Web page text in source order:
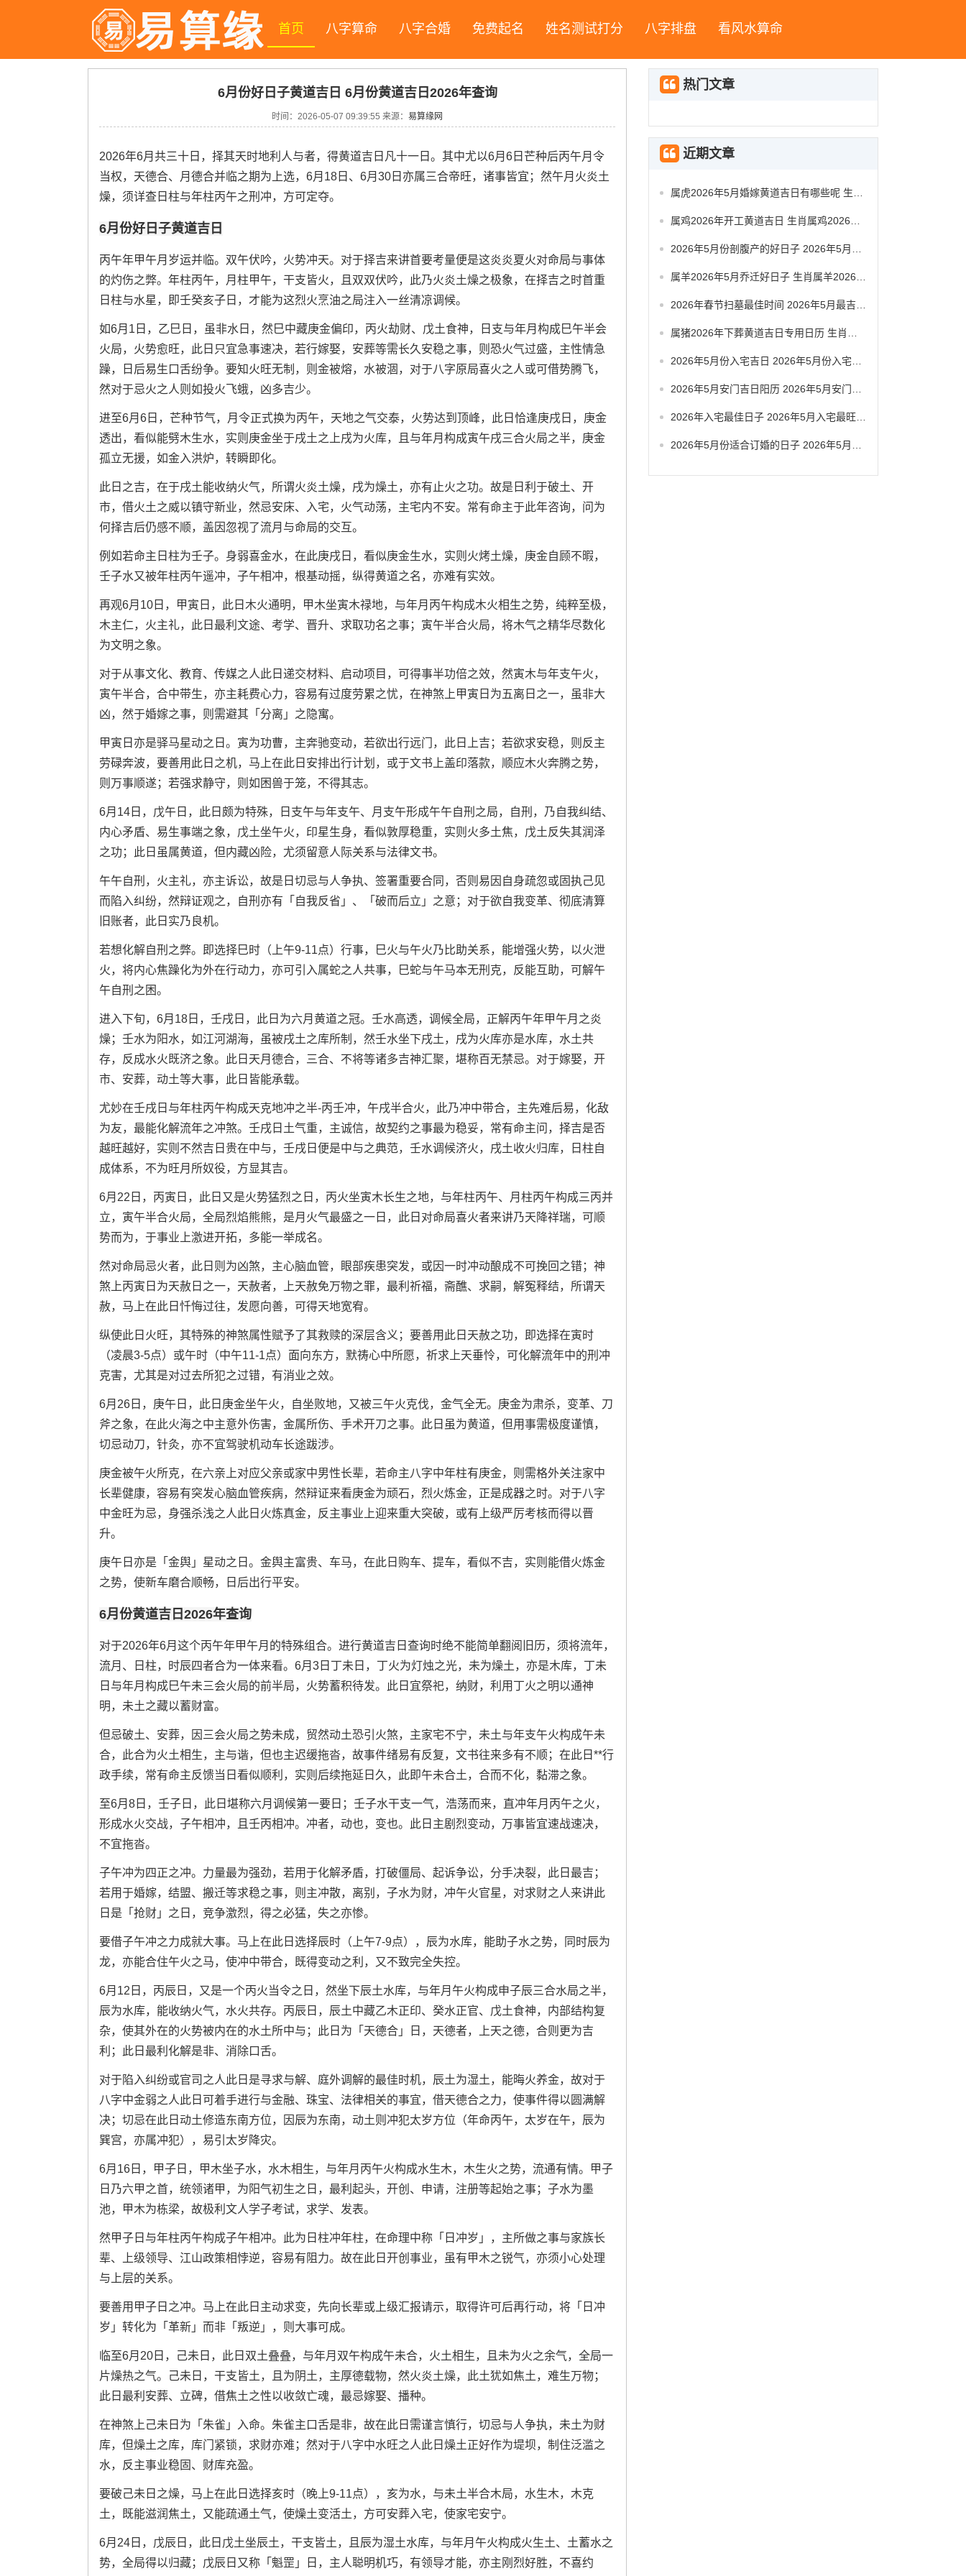
首页 八字算命 八字合婚 免费起名 姓名测试打分 八字排盘 看风水算命
6月份好日子黄道吉日 6月份黄道吉日2026年查询
时间： 2026-05-07 09:39:55 来源： 易算缘网
2026年6月共三十日，择其天时地利人与者，得黄道吉日凡十一日。其中尤以6月6日芒种后丙午月令
当权，天德合、月德合并临之期为上选，6月18日、6月30日亦属三合帝旺，诸事皆宜；然午月火炎土
燥，须详查日柱与年柱丙午之刑冲，方可定夺。
6月份好日子黄道吉日
丙午年甲午月岁运并临。双午伏吟，火势冲天。对于择吉来讲首要考量便是这炎炎夏火对命局与事体
的灼伤之弊。年柱丙午，月柱甲午，干支皆火，且双双伏吟，此乃火炎土燥之极象，在择吉之时首重
日柱与水星，即壬癸亥子日，才能为这烈火烹油之局注入一丝清凉调候。
如6月1日，乙巳日，虽非水日，然巳中藏庚金偏印，丙火劫财、戊土食神，日支与年月构成巳午半会
火局，火势愈旺，此日只宜急事速决，若行嫁娶，安葬等需长久安稳之事，则恐火气过盛，主性情急
躁，日后易生口舌纷争。要知火旺无制，则金被熔，水被涸，对于八字原局喜火之人或可借势腾飞，
然对于忌火之人则如投火飞蛾，凶多吉少。
进至6月6日，芒种节气，月令正式换为丙午，天地之气交泰，火势达到顶峰，此日恰逢庚戌日，庚金
透出，看似能劈木生水，实则庚金坐于戌土之上戌为火库，且与年月构成寅午戌三合火局之半，庚金
孤立无援，如金入洪炉，转瞬即化。
此日之吉，在于戌土能收纳火气，所谓火炎土燥，戌为燥土，亦有止火之功。故是日利于破土、开
市，借火土之威以镇守新业，然忌安床、入宅，火气动荡，主宅内不安。常有命主于此年咨询，问为
何择吉后仍感不顺，盖因忽视了流月与命局的交互。
例如若命主日柱为壬子。身弱喜金水，在此庚戌日，看似庚金生水，实则火烤土燥，庚金自顾不暇，
壬子水又被年柱丙午遥冲，子午相冲，根基动摇，纵得黄道之名，亦难有实效。
再观6月10日，甲寅日，此日木火通明，甲木坐寅木禄地，与年月丙午构成木火相生之势，纯粹至极，
木主仁，火主礼，此日最利文途、考学、晋升、求取功名之事；寅午半合火局，将木气之精华尽数化
为文明之象。
对于从事文化、教育、传媒之人此日递交材料、启动项目，可得事半功倍之效，然寅木与年支午火，
寅午半合，合中带生，亦主耗费心力，容易有过度劳累之忧，在神煞上甲寅日为五离日之一，虽非大
凶，然于婚嫁之事，则需避其「分离」之隐寓。
甲寅日亦是驿马星动之日。寅为功曹，主奔驰变动，若欲出行远门，此日上吉；若欲求安稳，则反主
劳碌奔波，要善用此日之机，马上在此日安排出行计划，或于文书上盖印落款，顺应木火奔腾之势，
则万事顺遂；若强求静守，则如困兽于笼，不得其志。
6月14日，戊午日，此日颇为特殊，日支午与年支午、月支午形成午午自刑之局，自刑，乃自我纠结、
内心矛盾、易生事端之象，戊土坐午火，印星生身，看似敦厚稳重，实则火多土焦，戊土反失其润泽
之功；此日虽属黄道，但内藏凶险，尤须留意人际关系与法律文书。
午午自刑，火主礼，亦主诉讼，故是日切忌与人争执、签署重要合同，否则易因自身疏忽或固执己见
而陷入纠纷，然辩证观之，自刑亦有「自我反省」、「破而后立」之意；对于欲自我变革、彻底清算
旧账者，此日实乃良机。
若想化解自刑之弊。即选择巳时（上午9-11点）行事，巳火与午火乃比助关系，能增强火势，以火泄
火，将内心焦躁化为外在行动力，亦可引入属蛇之人共事，巳蛇与午马本无刑克，反能互助，可解午
午自刑之困。
进入下旬，6月18日，壬戌日，此日为六月黄道之冠。壬水高透，调候全局，正解丙午年甲午月之炎
燥；壬水为阳水，如江河湖海，虽被戌土之库所制，然壬水坐下戌土，戌为火库亦是水库，水土共
存，反成水火既济之象。此日天月德合，三合、不将等诸多吉神汇聚，堪称百无禁忌。对于嫁娶，开
市、安葬，动土等大事，此日皆能承载。
尤妙在壬戌日与年柱丙午构成天克地冲之半-丙壬冲，午戌半合火，此乃冲中带合，主先难后易，化敌
为友，最能化解流年之冲煞。壬戌日土气重，主诚信，故契约之事最为稳妥，常有命主问，择吉是否
越旺越好，实则不然吉日贵在中与，壬戌日便是中与之典范，壬水调候济火，戌土收火归库，日柱自
成体系，不为旺月所奴役，方显其吉。
6月22日，丙寅日，此日又是火势猛烈之日，丙火坐寅木长生之地，与年柱丙午、月柱丙午构成三丙并
立，寅午半合火局，全局烈焰熊熊，是月火气最盛之一日，此日对命局喜火者来讲乃天降祥瑞，可顺
势而为，于事业上激进开拓，多能一举成名。
然对命局忌火者，此日则为凶煞，主心脑血管，眼部疾患突发，或因一时冲动酿成不可挽回之错；神
煞上丙寅日为天赦日之一，天赦者，上天赦免万物之罪，最利祈福，斋醮、求嗣，解冤释结，所谓天
赦，马上在此日忏悔过往，发愿向善，可得天地宽宥。
纵使此日火旺，其特殊的神煞属性赋予了其救赎的深层含义；要善用此日天赦之功，即选择在寅时
（凌晨3-5点）或午时（中午11-1点）面向东方，默祷心中所愿，祈求上天垂怜，可化解流年中的刑冲
克害，尤其是对过去所犯之过错，有消业之效。
6月26日，庚午日，此日庚金坐午火，自坐败地，又被三午火克伐，金气全无。庚金为肃杀，变革、刀
斧之象，在此火海之中主意外伤害，金属所伤、手术开刀之事。此日虽为黄道，但用事需极度谨慎，
切忌动刀，针灸，亦不宜驾驶机动车长途跋涉。
庚金被午火所克，在六亲上对应父亲或家中男性长辈，若命主八字中年柱有庚金，则需格外关注家中
长辈健康，容易有突发心脑血管疾病，然辩证来看庚金为顽石，烈火炼金，正是成器之时。对于八字
中金旺为忌，身强杀浅之人此日火炼真金，反主事业上迎来重大突破，或有上级严厉考核而得以晋
升。
庚午日亦是「金舆」星动之日。金舆主富贵、车马，在此日购车、提车，看似不吉，实则能借火炼金
之势，使新车磨合顺畅，日后出行平安。
6月份黄道吉日2026年查询
对于2026年6月这个丙午年甲午月的特殊组合。进行黄道吉日查询时绝不能简单翻阅旧历，须将流年，
流月、日柱，时辰四者合为一体来看。6月3日丁未日，丁火为灯烛之光，未为燥土，亦是木库，丁未
日与年月构成巳午未三会火局的前半局，火势蓄积待发。此日宜祭祀，纳财，利用丁火之明以通神
明，未土之藏以蓄财富。
但忌破土、安葬，因三会火局之势未成，贸然动土恐引火煞，主家宅不宁，未土与年支午火构成午未
合，此合为火土相生，主与谐，但也主迟缓拖沓，故事件绪易有反复，文书往来多有不顺；在此日**行
政手续，常有命主反馈当日看似顺利，实则后续拖延日久，此即午未合土，合而不化，黏滞之象。
至6月8日，壬子日，此日堪称六月调候第一要日；壬子水干支一气，浩荡而来，直冲年月丙午之火，
形成水火交战，子午相冲，且壬丙相冲。冲者，动也，变也。此日主剧烈变动，万事皆宜速战速决，
不宜拖沓。
子午冲为四正之冲。力量最为强劲，若用于化解矛盾，打破僵局、起诉争讼，分手决裂，此日最吉；
若用于婚嫁，结盟、搬迁等求稳之事，则主冲散，离别，子水为财，冲午火官星，对求财之人来讲此
日是「抢财」之日，竞争激烈，得之必猛，失之亦惨。
要借子午冲之力成就大事。马上在此日选择辰时（上午7-9点），辰为水库，能助子水之势，同时辰为
龙，亦能合住午火之马，使冲中带合，既得变动之利，又不致完全失控。
6月12日，丙辰日，又是一个丙火当令之日，然坐下辰土水库，与年月午火构成申子辰三合水局之半，
辰为水库，能收纳火气，水火共存。丙辰日，辰土中藏乙木正印、癸水正官、戊土食神，内部结构复
杂，使其外在的火势被内在的水土所中与；此日为「天德合」日，天德者，上天之德，合则更为吉
利；此日最利化解是非、消除口舌。
对于陷入纠纷或官司之人此日是寻求与解、庭外调解的最佳时机，辰土为湿土，能晦火养金，故对于
八字中金弱之人此日可着手进行与金融、珠宝、法律相关的事宜，借天德合之力，使事件得以圆满解
决；切忌在此日动土修造东南方位，因辰为东南，动土则冲犯太岁方位（年命丙午，太岁在午，辰为
巽宫，亦属冲犯），易引太岁降灾。
6月16日，甲子日，甲木坐子水，水木相生，与年月丙午火构成水生木，木生火之势，流通有情。甲子
日乃六甲之首，统领诸甲，为阳气初生之日，最利起头，开创、申请，注册等起始之事；子水为墨
池，甲木为栋梁，故极利文人学子考试，求学、发表。
然甲子日与年柱丙午构成子午相冲。此为日柱冲年柱，在命理中称「日冲岁」，主所做之事与家族长
辈、上级领导、江山政策相悖逆，容易有阻力。故在此日开创事业，虽有甲木之锐气，亦须小心处理
与上层的关系。
要善用甲子日之冲。马上在此日主动求变，先向长辈或上级汇报请示，取得许可后再行动，将「日冲
岁」转化为「革新」而非「叛逆」，则大事可成。
临至6月20日，己未日，此日双土叠叠，与年月双午构成午未合，火土相生，且未为火之余气，全局一
片燥热之气。己未日，干支皆土，且为阴土，主厚德载物，然火炎土燥，此土犹如焦土，难生万物；
此日最利安葬、立碑，借焦土之性以收敛亡魂，最忌嫁娶、播种。
在神煞上己未日为「朱雀」入命。朱雀主口舌是非，故在此日需谨言慎行，切忌与人争执，未土为财
库，但燥土之库，库门紧锁，求财亦难；然对于八字中水旺之人此日燥土正好作为堤坝，制住泛滥之
水，反主事业稳固、财库充盈。
要破己未日之燥，马上在此日选择亥时（晚上9-11点），亥为水，与未土半合木局，水生木，木克
土，既能滋润焦土，又能疏通土气，使燥土变活土，方可安葬入宅，使家宅安宁。
6月24日，戊辰日，此日戊土坐辰土，干支皆土，且辰为湿土水库，与年月午火构成火生土、土蓄水之
势，全局得以归藏；戊辰日又称「魁罡」日，主人聪明机巧，有领导才能，亦主刚烈好胜，不喜约
热门文章
近期文章